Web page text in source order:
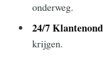
onderweg.
24/7
krijgen.